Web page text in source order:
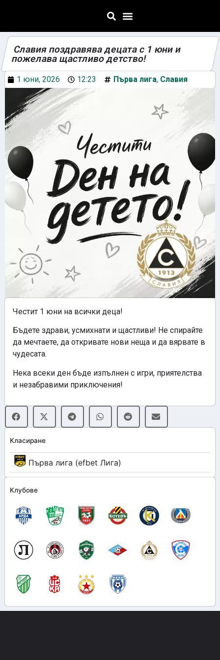
Класиране
Първа лига (efbet Лига)
Клубове
Славия поздравява децата с 1 юни и
пожелава щастливо детство!
1 юни, 2026 12:23 Първа лига, Славия
Честит 1 юни на всички деца!
Бъдете здрави, усмихнати и щастливи! Не спирайте
да мечтаете, да откривате нови неща и да вярвате в
чудесата.
Нека всеки ден бъде изпълнен с игри, приятелства
и незабравими приключения!